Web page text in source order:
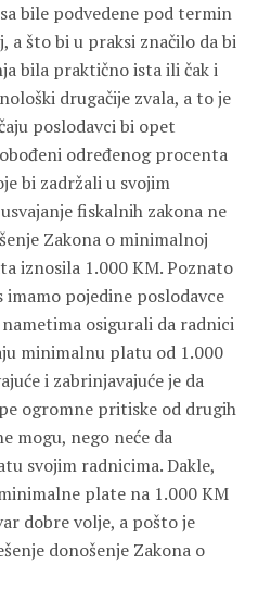
bile podvedene pod termin
a što bi u praksi značilo da bi
bila praktično ista ili čak i
drugačije zvala, a to je
poslodavci bi opet
određenog procenta
bi zadržali u svojim
fiskalnih zakona ne
Zakona o minimalnoj
iznosila 1.000 KM. Poznato
imamo pojedine poslodavce
osigurali da radnici
minimalnu platu od 1.000
i zabrinjavajuće je da
ogromne pritiske od drugih
mogu, nego neće da
svojim radnicima. Dakle,
plate na 1.000 KM
dobre volje, a pošto je
donošenje Zakona o